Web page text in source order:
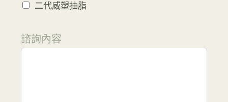
二代威塑抽脂
諮詢內容